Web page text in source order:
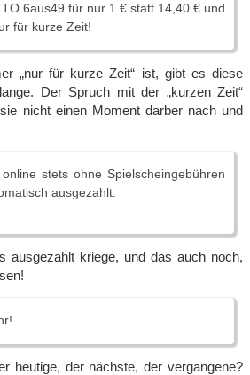
6aus49 für nur 1 € statt 14,40 € und
für kurze Zeit!
„nur für kurze Zeit“ ist, gibt es diese
Der Spruch mit der „kurzen Zeit“
nicht einen Moment darber nach und
stets ohne Spielscheingebühren
ausgezahlt.
kriege, und das auch noch,
heutige, der nächste, der vergangene?